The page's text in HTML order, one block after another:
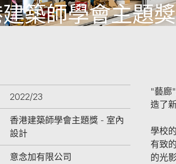
築師學會主題獎
2022/23
香港建築師學會主題獎 - 室內
設計
意念加有限公司
"藝廊
造了
學校
有致
的光